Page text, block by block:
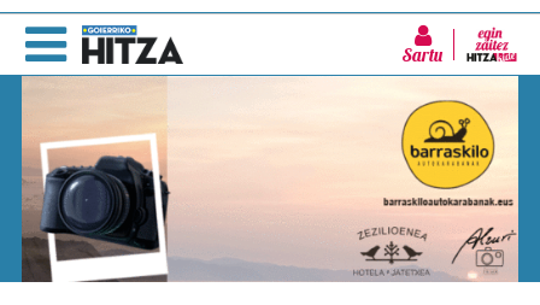
Sartu